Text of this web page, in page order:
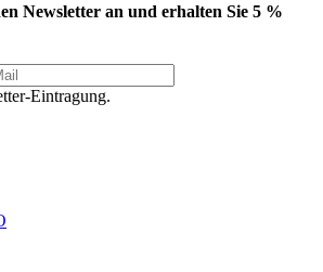
Newsletter an und erhalten Sie 5 %
Eintragung.